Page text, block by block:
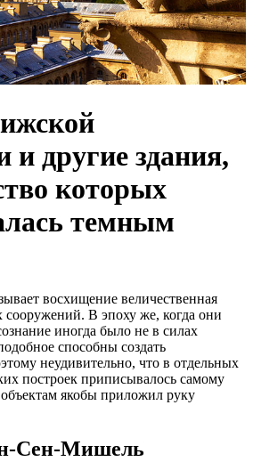
и другие здания,
которых
темным
восхищение величественная
сооружений. В эпоху же, когда они
иногда было не в силах
способны создать
неудивительно, что в отдельных
построек приписывалось самому
якобы приложил руку
Сен-Мишель